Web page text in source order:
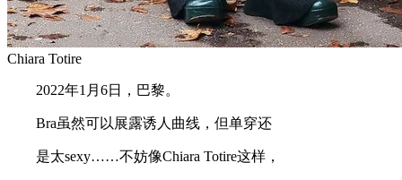
Chiara Totire
2022年1月6日，巴黎。
Bra虽然可以展露诱人曲线，但单穿还
是太sexy……不妨像Chiara Totire这样，